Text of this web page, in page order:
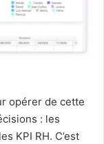
opérer de cette
: les
KPI RH. C’est